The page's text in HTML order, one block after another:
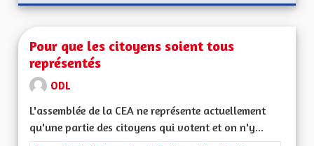
Pour que les citoyens soient tous
représentés
ODL
L'assemblée de la CEA ne représente actuellement
qu'une partie des citoyens qui votent et on n'y...